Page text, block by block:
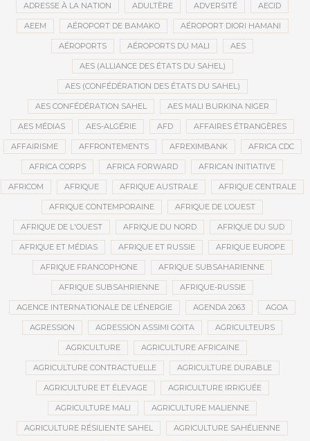
ADRESSE À LA NATION ADULTÈRE ADVERSITÉ AECID
AEEM AÉROPORT DE BAMAKO AÉROPORT DIORI HAMANI
AÉROPORTS AÉROPORTS DU MALI AES
AES (ALLIANCE DES ÉTATS DU SAHEL)
AES (CONFÉDÉRATION DES ÉTATS DU SAHEL)
AES CONFÉDÉRATION SAHEL AES MALI BURKINA NIGER
AES MÉDIAS AES-ALGÉRIE AFD AFFAIRES ÉTRANGÈRES
AFFAIRISME AFFRONTEMENTS AFREXIMBANK AFRICA CDC
AFRICA CORPS AFRICA FORWARD AFRICAN INITIATIVE
AFRICOM AFRIQUE AFRIQUE AUSTRALE AFRIQUE CENTRALE
AFRIQUE CONTEMPORAINE AFRIQUE DE L’OUEST
AFRIQUE DE L'OUEST AFRIQUE DU NORD AFRIQUE DU SUD
AFRIQUE ET MÉDIAS AFRIQUE ET RUSSIE AFRIQUE EUROPE
AFRIQUE FRANCOPHONE AFRIQUE SUBSAHARIENNE
AFRIQUE SUBSAHRIENNE AFRIQUE-RUSSIE
AGENCE INTERNATIONALE DE L’ÉNERGIE AGENDA 2063 AGOA
AGRESSION AGRESSION ASSIMI GOITA AGRICULTEURS
AGRICULTURE AGRICULTURE AFRICAINE
AGRICULTURE CONTRACTUELLE AGRICULTURE DURABLE
AGRICULTURE ET ÉLEVAGE AGRICULTURE IRRIGUÉE
AGRICULTURE MALI AGRICULTURE MALIENNE
AGRICULTURE RÉSILIENTE SAHEL AGRICULTURE SAHÉLIENNE